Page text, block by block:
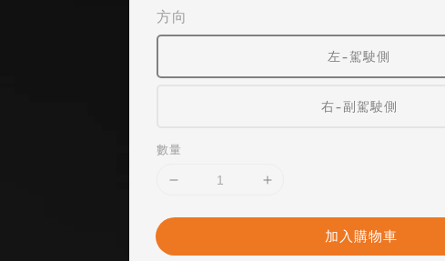
方向
左-駕駛側
右-副駕駛側
數量
加入購物車